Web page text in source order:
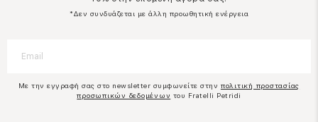
*Δεν συνδυάζεται με άλλη προωθητική ενέργεια
Με την εγγραφή σας στο newsletter συμφωνείτε στην πολιτική προστασίας
προσωπικών δεδομένων του Fratelli Petridi